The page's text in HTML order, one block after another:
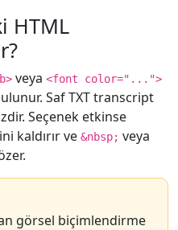
HTML
veya <font color="...">
Saf TXT transcript
Seçenek etkinse
kaldırır ve &nbsp; veya
görsel biçimlendirme